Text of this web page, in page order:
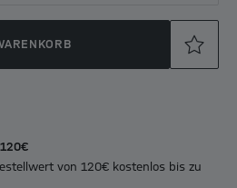
von 120€ kostenlos bis zu